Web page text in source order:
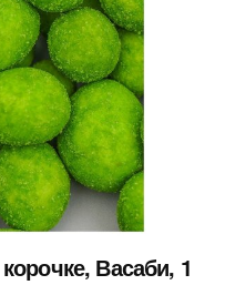
Васаби, 1